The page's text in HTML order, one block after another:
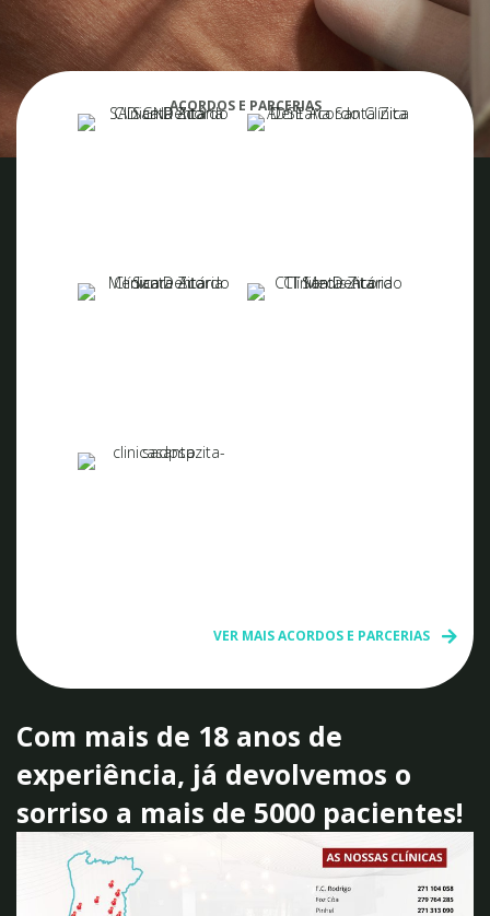
ACORDOS E PARCERIAS
VER MAIS ACORDOS E PARCERIAS
Com mais de 18 anos de
experiência, já devolvemos o
sorriso a mais de 5000 pacientes!